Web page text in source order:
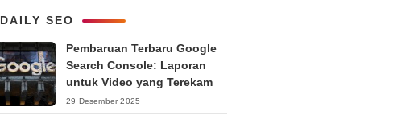
DAILY SEO
Pembaruan Terbaru Google
Search Console: Laporan
untuk Video yang Terekam
29 Desember 2025